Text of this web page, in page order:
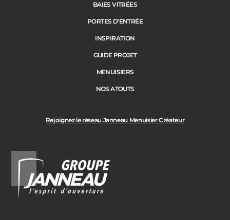
Rejoignez le réseau Janneau Menuisier Créateur
BAIES VITRÉES
PORTES D’ENTRÉE
INSPIRATION
GUIDE PROJET
MENUISIERS
NOS ATOUTS